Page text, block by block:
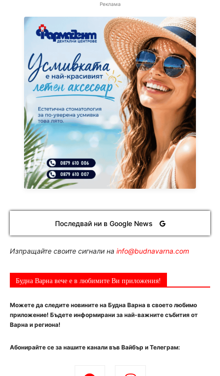
Реклама
Последвай ни в Google News
Изпращайте своите сигнали на info@budnavarna.com
Будна Варна вече е в любимите Ви приложения!
Можете да следите новините на Будна Варна в своето любимо
приложение! Бъдете информирани за най-важните събития от
Варна и региона!
Абонирайте се за нашите канали във Вайбър и Телеграм: